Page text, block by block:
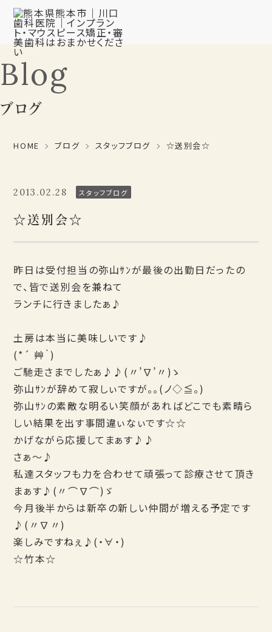
Blog
ブログ
HOME ブログ スタッフブログ ☆送別会☆
2013.02.28 スタッフブログ
☆送別会☆
昨日は受付担当の弥山ｻﾝが最後の出勤日だったの
で、皆で送別会を兼ねて
ランチに行きましたぁ♪
土房は本当に美味しいです♪
(*´ 艸｀)
ご馳走さまでしたぁ♪♪(〃’∇’〃)ゝ
弥山ｻﾝが辞めて寂しぃですが。。(ノ◇≦。)
弥山ｻﾝの素敵な明るい笑顔があればどこでも素晴ら
しい結果を出す事間違ぃなぃです☆☆
かげながら応援してまぁす♪♪
さぁ～♪
私達スタッフも力を合わせて頑張って診療させて頂き
まぁす♪(〃⌒∇⌒)ゞ
今月後半からは新卒の新しい仲間が増える予定です
♪(〃∇〃)
楽しみですねぇ♪(・∀・)
☆竹本☆